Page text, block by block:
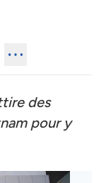
des
pour y